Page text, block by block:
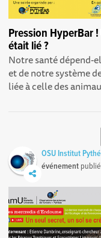
Pression HyperBar
était lié ?
Notre santé dépend-
et de notre système
liée à celle des
OSU Institut
événement